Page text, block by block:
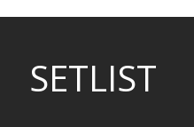
SETLIST